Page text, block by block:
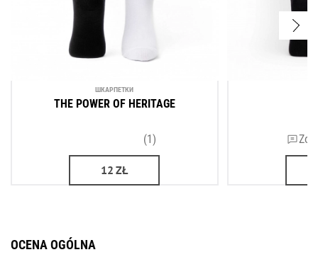
ШКАРПЕТКИ
THE POWER OF HERITAGE
(1)
12 ZŁ
OCENA OGÓLNA